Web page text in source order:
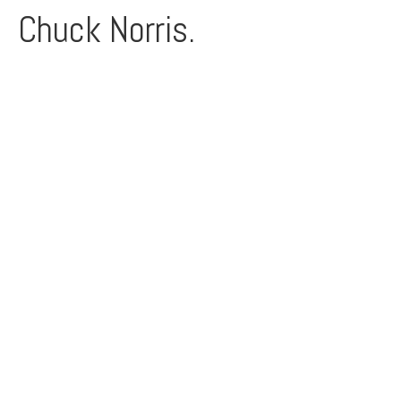
Chuck Norris.